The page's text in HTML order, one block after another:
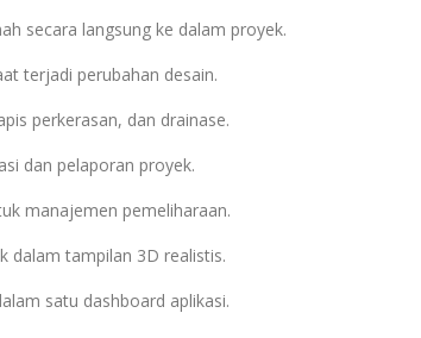
secara langsung ke dalam proyek.
terjadi perubahan desain.
perkerasan, dan drainase.
dan pelaporan proyek.
manajemen pemeliharaan.
dalam tampilan 3D realistis.
satu dashboard aplikasi.